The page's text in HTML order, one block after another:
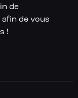
de
de vous
!